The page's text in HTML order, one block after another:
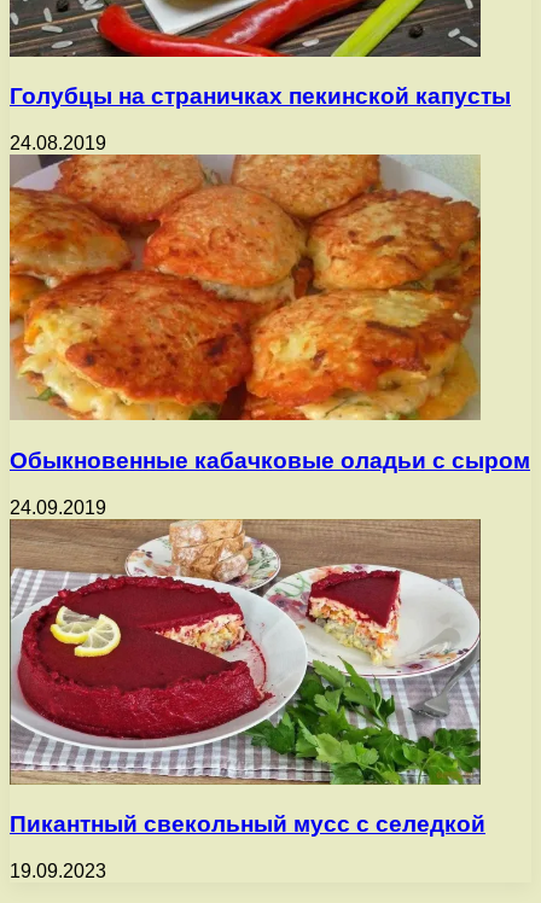
Голубцы на страничках пекинской капусты
24.08.2019
Обыкновенные кабачковые оладьи с сыром
24.09.2019
Пикантный свекольный мусс с селедкой
19.09.2023